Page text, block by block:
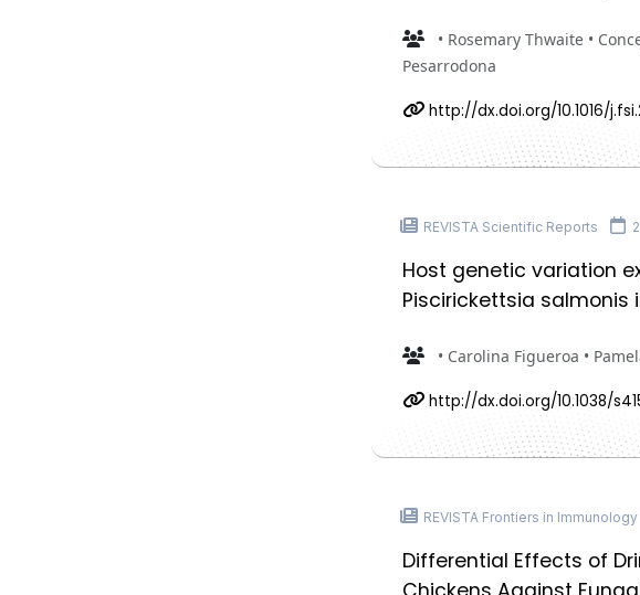
• Rosemary Thwaite •
Pesarrodona
http://dx.doi.org/10.1016/
REVISTA Scientific Reports
Host genetic variation
Piscirickettsia salmonis
• Carolina Figueroa •
http://dx.doi.org/10.1038/
REVISTA Frontiers in Immunology
Differential Effects of